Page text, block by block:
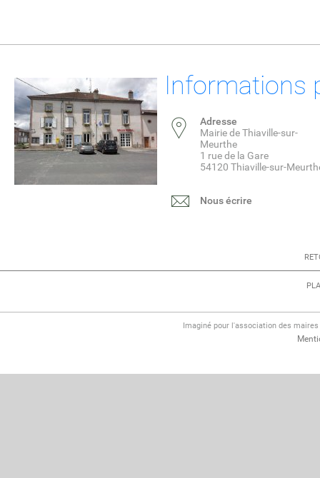
Informations
Adresse
Mairie de Thiaville-sur-
Meurthe
1 rue de la Gare
54120 Thiaville-sur-
Nous écrire
Imaginé pour l'association des